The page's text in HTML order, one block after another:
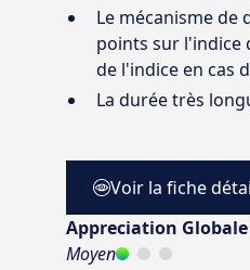
Le mécanisme de
points sur l'indice
de l'indice en cas
La durée très
Voir la fiche
Appreciation Globale
Moyen